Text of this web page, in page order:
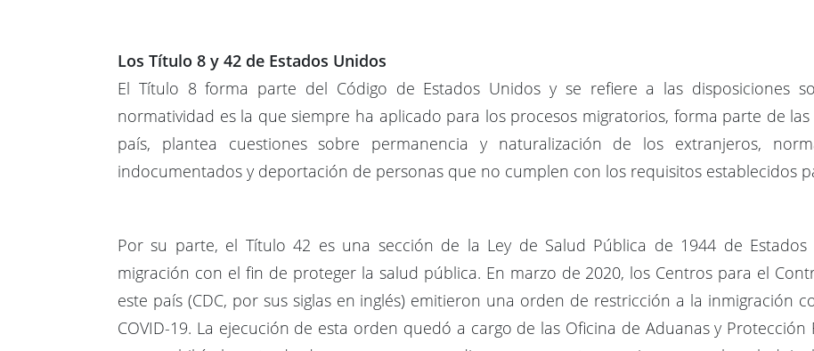
Los Título 8 y 42 de Estados Unidos
El Título 8 forma parte del Código de Estados Unidos y se refiere a las disposiciones
normatividad es la que siempre ha aplicado para los procesos migratorios, forma parte de
país, plantea cuestiones sobre permanencia y naturalización de los extranjeros,
indocumentados y deportación de personas que no cumplen con los requisitos establecidos
Por su parte, el Título 42 es una sección de la Ley de Salud Pública de 1944 de
migración con el fin de proteger la salud pública. En marzo de 2020, los Centros para el
este país (CDC, por sus siglas en inglés) emitieron una orden de restricción a la inmigración
COVID-19. La ejecución de esta orden quedó a cargo de las Oficina de Aduanas y Protección